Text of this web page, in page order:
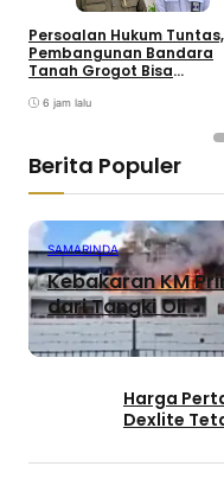
Persoalan Hukum Tuntas,
Pembangunan Bandara
Tanah Grogot Bisa
6 jam lalu
Berita Populer
SAMARINDA
Kebakaran KM
dari Tangki Oli
Harga
Dexlite